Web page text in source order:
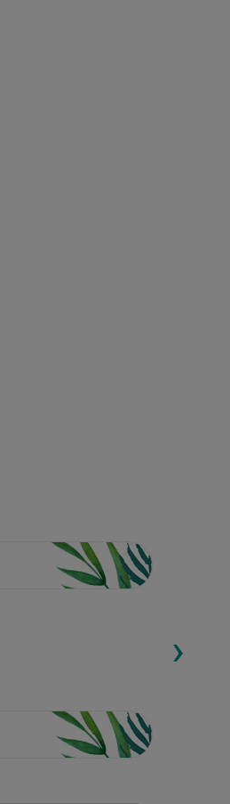
Loading...
›